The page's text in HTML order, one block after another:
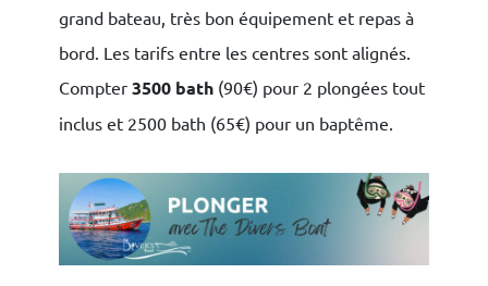
grand bateau, très bon équipement et repas à
bord. Les tarifs entre les centres sont alignés.
Compter 3500 bath(90€) pour 2 plongées tout
inclus et 2500 bath (65€) pour un baptême.